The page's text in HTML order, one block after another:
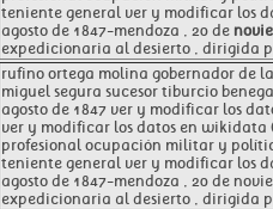
teniente general ver y modificar los
agosto de 1847-mendoza , 20 de
expedicionaria al desierto , dirigida
rufino ortega molina gobernador de
miguel segura sucesor tiburcio
agosto de 1847 ver y modificar los
ver y modificar los datos en wikidata
profesional ocupación militar y
teniente general ver y modificar los
agosto de 1847-mendoza , 20 de
expedicionaria al desierto , dirigida